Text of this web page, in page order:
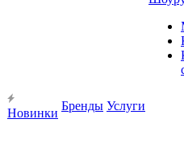
Новинки
Бренды Услуги